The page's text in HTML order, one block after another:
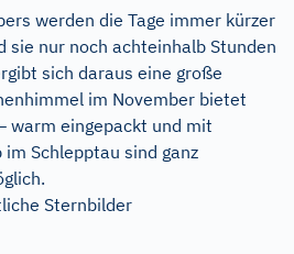
werden die Tage immer kürzer
sie nur noch achteinhalb Stunden
sich daraus eine große
im November bietet
warm eingepackt und mit
Schlepptau sind ganz
Sternbilder